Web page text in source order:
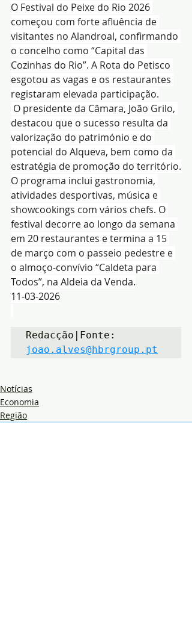
O Festival do Peixe do Rio 2026
começou com forte afluência de
visitantes no Alandroal, confirmando
o concelho como “Capital das
Cozinhas do Rio”. A Rota do Petisco
esgotou as vagas e os restaurantes
registaram elevada participação.
O presidente da Câmara, João Grilo,
destacou que o sucesso resulta da
valorização do património e do
potencial do Alqueva, bem como da
estratégia de promoção do território.
O programa inclui gastronomia,
atividades desportivas, música e
showcookings com vários chefs. O
festival decorre ao longo da semana
em 20 restaurantes e termina a 15
de março com o passeio pedestre e
o almoço-convívio “Caldeta para
Todos”, na Aldeia da Venda.
11-03-2026
joao.alves@hbrgroup.pt
Notícias
Economia
Região